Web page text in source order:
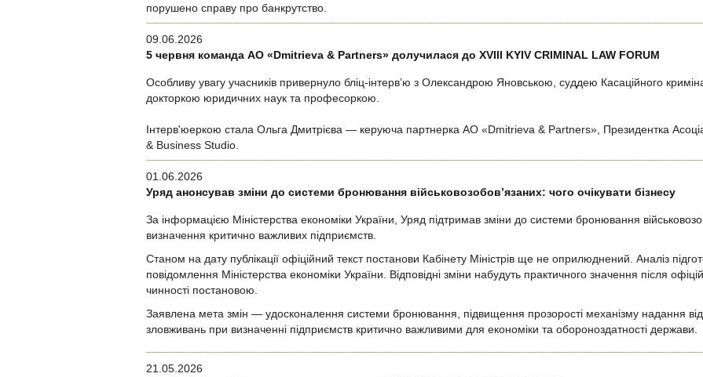
порушено справу про банкрутство.
09.06.2026
5 червня команда АО «Dmitrieva & Partners» долучилася до XVIII KYIV CRIMINAL LAW FORUM
Особливу увагу учасників привернуло бліц-інтерв’ю з Олександрою Яновською, суддею Касаційного
докторкою юридичних наук та професоркою.
Інтерв'юеркою стала Ольга Дмитрієва — керуюча партнерка АО «Dmitrieva & Partners», Президентка
& Business Studio.
01.06.2026
Уряд анонсував зміни до системи бронювання військовозобов’язаних: чого очікувати бізнесу
За інформацією Міністерства економіки України, Уряд підтримав зміни до системи бронювання
визначення критично важливих підприємств.
Станом на дату публікації офіційний текст постанови Кабінету Міністрів ще не оприлюднений. Аналіз
повідомлення Міністерства економіки України. Відповідні зміни набудуть практичного значення після
чинності постановою.
Заявлена мета змін — удосконалення системи бронювання, підвищення прозорості механізму надання
зловживань при визначенні підприємств критично важливими для економіки та обороноздатності держави.
21.05.2026